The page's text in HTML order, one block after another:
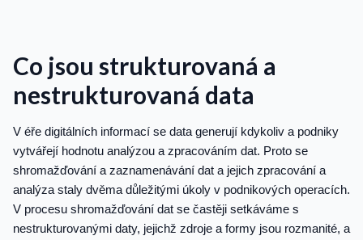
Co jsou strukturovaná a
nestrukturovaná data
V éře digitálních informací se data generují kdykoliv a podniky
vytvářejí hodnotu analýzou a zpracováním dat. Proto se
shromažďování a zaznamenávání dat a jejich zpracování a
analýza staly dvěma důležitými úkoly v podnikových operacích.
V procesu shromažďování dat se častěji setkáváme s
nestrukturovanými daty, jejichž zdroje a formy jsou rozmanité, a